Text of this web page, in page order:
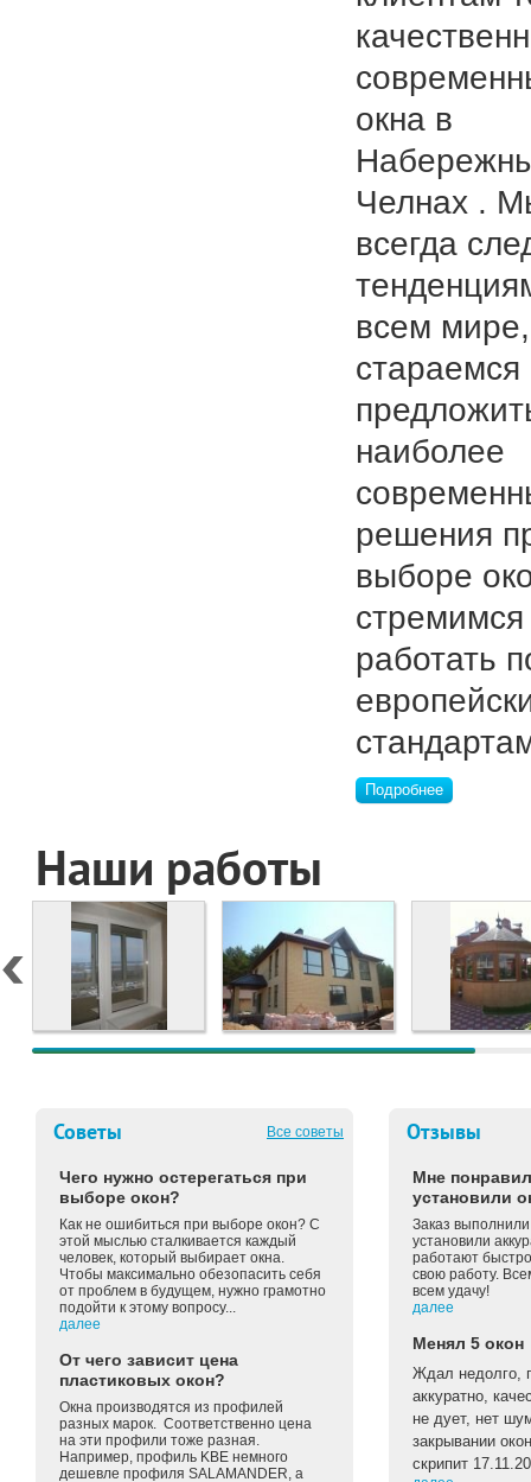
окна в
Челнах .
всегда
всем
наиболее
решения
выборе
стремимся
работать
Подробнее
Наши работы
Советы Все советы
Чего нужно остерегаться при
выборе окон?
Как не ошибиться при выборе окон? С
этой мыслью сталкивается каждый
человек, который выбирает окна.
Чтобы максимально обезопасить себя
от проблем в будущем, нужно грамотно
подойти к этому вопросу...
далее
От чего зависит цена
пластиковых окон?
Окна производятся из профилей
разных марок. Соответственно цена
на эти профили тоже разная.
Например, профиль KBE немного
дешевле профиля SALAMANDER, а
Отзывы
Мне
установили
Заказ
установили
работают
свою работу.
всем удачу!
далее
Менял 5 окон
Ждал недолго,
аккуратно,
не дует, нет
закрывании
скрипит